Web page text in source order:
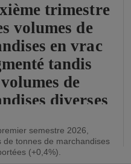
trimestre
volumes de
en vrac
tandis
de
diverses
semestre 2026,
de tonnes de marchandises
(+0,4%).